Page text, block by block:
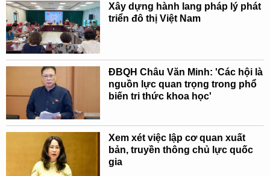
Xây dựng hành lang pháp lý phát
triển đô thị Việt Nam
ĐBQH Châu Văn Minh: 'Các hội là
nguồn lực quan trọng trong phổ
biến tri thức khoa học'
Xem xét việc lập cơ quan xuất
bản, truyền thông chủ lực quốc
gia